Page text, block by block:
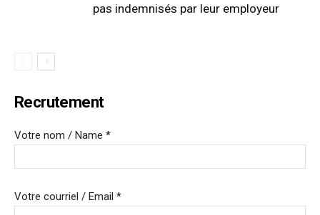
pas indemnisés par leur employeur
Recrutement
Votre nom / Name *
Votre courriel / Email *